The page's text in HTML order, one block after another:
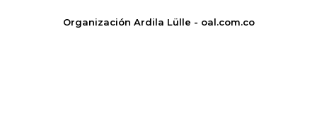
Organización Ardila Lülle - oal.com.co